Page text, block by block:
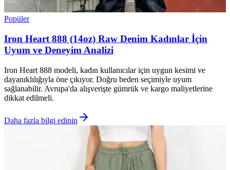
Popüler
Iron Heart 888 (14oz) Raw Denim Kadınlar İçin
Uyum ve Deneyim Analizi
Iron Heart 888 modeli, kadın kullanıcılar için uygun kesimi ve
dayanıklılığıyla öne çıkıyor. Doğru beden seçimiyle uyum
sağlanabilir. Avrupa'da alışverişte gümrük ve kargo maliyetlerine
dikkat edilmeli.
Daha fazla bilgi edinin